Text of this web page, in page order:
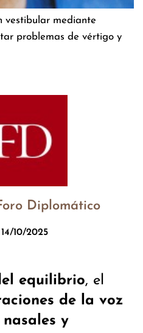
vestibular mediante
problemas de vértigo y
Diplomático
14/10/2025
equilibrio, el
de la voz
y